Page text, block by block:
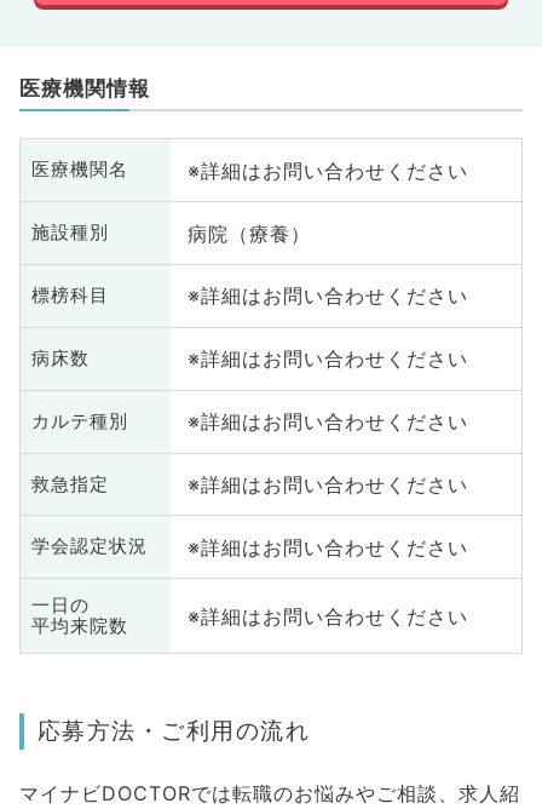
医療機関情報
医療機関名 ※詳細はお問い合わせください
施設種別 病院（療養）
標榜科目 ※詳細はお問い合わせください
病床数 ※詳細はお問い合わせください
カルテ種別 ※詳細はお問い合わせください
救急指定 ※詳細はお問い合わせください
学会認定状況 ※詳細はお問い合わせください
一日の
平均来院数
※詳細はお問い合わせください
応募方法・ご利用の流れ
マイナビDOCTORでは転職のお悩みやご相談、求人紹